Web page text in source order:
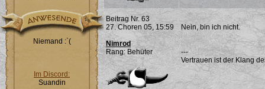
Niemand :`(
Im Discord:
Suandin
Beitrag Nr. 63
27. Choren 05, 15:59
Nimrod
Rang: Behüter
Nein, bin ich nicht.
---
Vertrauen ist der Klang